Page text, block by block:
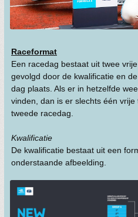
Raceformat
Een racedag bestaat uit twee
gevolgd door de kwalificatie en
dag plaats. Als er in hetzelfde
vinden, dan is er slechts één
tweede racedag.
Kwalificatie
De kwalificatie bestaat uit een
onderstaande afbeelding.